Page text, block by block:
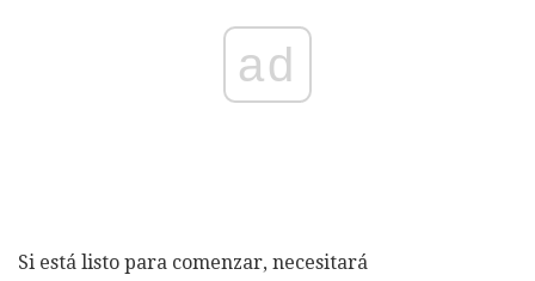
ad
Si está listo para comenzar, necesitará